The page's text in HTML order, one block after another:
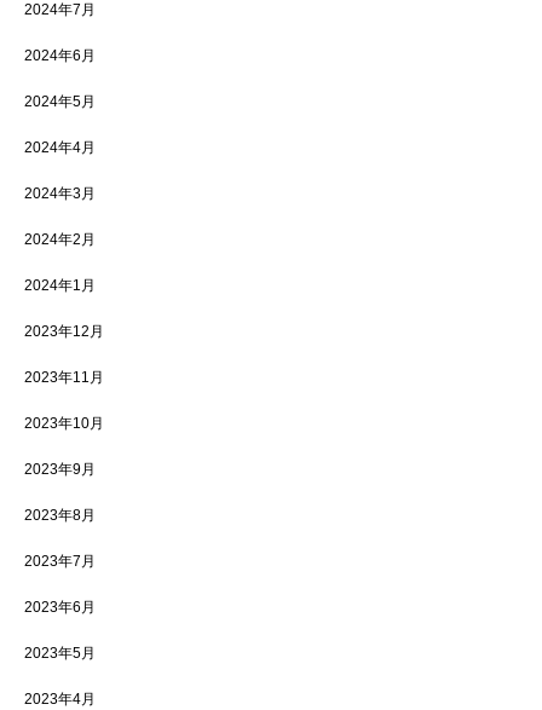
2024年7月
2024年6月
2024年5月
2024年4月
2024年3月
2024年2月
2024年1月
2023年12月
2023年11月
2023年10月
2023年9月
2023年8月
2023年7月
2023年6月
2023年5月
2023年4月